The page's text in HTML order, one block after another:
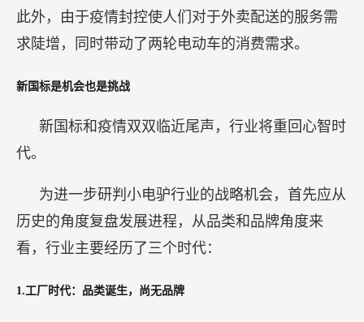
此外，由于疫情封控使人们对于外卖配送的服务需
求陡增，同时带动了两轮电动车的消费需求。
新国标是机会也是挑战
新国标和疫情双双临近尾声，行业将重回心智时
代。
为进一步研判小电驴行业的战略机会，首先应从
历史的角度复盘发展进程，从品类和品牌角度来
看，行业主要经历了三个时代：
1.工厂时代：品类诞生，尚无品牌